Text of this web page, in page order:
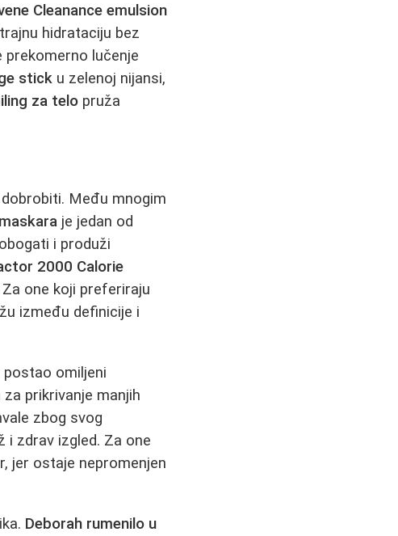
Cleanance emulsion
hidrataciju bez
prekomerno lučenje
stick u zelenoj nijansi,
za telo pruža
Među mnogim
je jedan od
i produži
2000 Calorie
one koji preferiraju
između definicije i
postao omiljeni
prikrivanje manjih
zbog svog
i zdrav izgled. Za one
jer ostaje nepromenjen
Deborah rumenilo u